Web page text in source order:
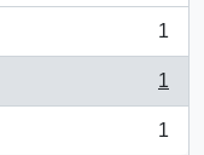
1
1
1